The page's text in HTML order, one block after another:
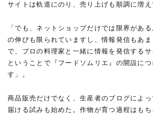
サイトは軌道にのり、売り上げも順調に増え
「でも、ネットショップだけでは限界があ
の伸びも限られていますし、情報発信もあま
で、プロの料理家と一緒に情報を発信するサ
ということで『フードソムリエ』の開設に
す」。
商品販売だけでなく、生産者のブログによ
届ける試みも始めた。作物が育つ過程はも